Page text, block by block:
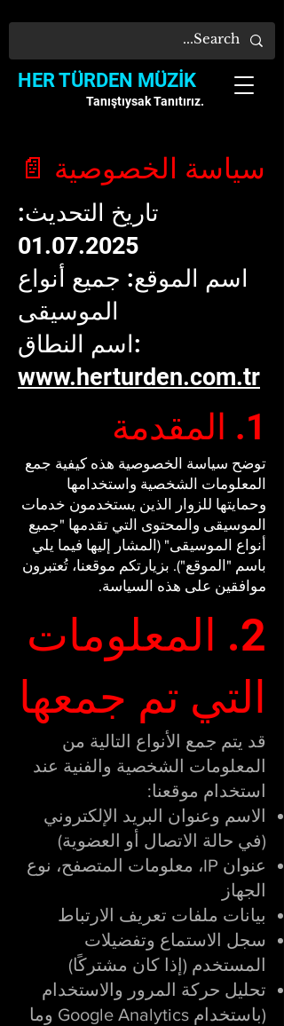
HER TÜRDEN MÜZİK
Tanıştıysak Tanıtırız.
📄 سياسة الخصوصية
تاريخ التحديث:
01.07.2025
اسم الموقع: جميع أنواع
الموسيقى
اسم النطاق:
www.herturden.com.tr
1. المقدمة
توضح سياسة الخصوصية هذه كيفية جمع
المعلومات الشخصية واستخدامها
وحمايتها للزوار الذين يستخدمون خدمات
الموسيقى والمحتوى التي تقدمها "جميع
أنواع الموسيقى" (المشار إليها فيما يلي
باسم "الموقع"). بزيارتكم موقعنا، تُعتبرون
موافقين على هذه السياسة.
2. المعلومات
التي تم جمعها
قد يتم جمع الأنواع التالية من
المعلومات الشخصية والفنية عند
استخدام موقعنا:
الاسم وعنوان البريد الإلكتروني
(في حالة الاتصال أو العضوية)
عنوان IP، معلومات المتصفح، نوع
الجهاز
بيانات ملفات تعريف الارتباط
سجل الاستماع وتفضيلات
المستخدم (إذا كان مشتركًا)
تحليل حركة المرور والاستخدام
(باستخدام Google Analytics وما